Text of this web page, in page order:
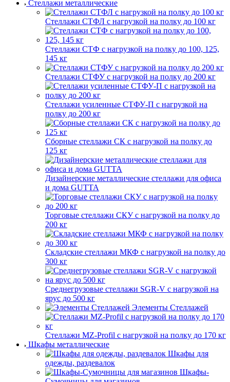
Стеллажи металлические
Стеллажи СТФЛ с нагрузкой на полку до 100 кг
Стеллажи СТФ с нагрузкой на полку до 100, 125,
145 кг
Стеллажи СТФУ с нагрузкой на полку до 200 кг
Стеллажи усиленные СТФУ-П с нагрузкой на
полку до 200 кг
Сборные стеллажи СК с нагрузкой на полку до
125 кг
Дизайнерские металлические стеллажи для офиса
и дома GUTTA
Торговые стеллажи СКУ с нагрузкой на полку до
200 кг
Складские стеллажи МКФ с нагрузкой на полку до
300 кг
Среднегрузовые стеллажи SGR-V с нагрузкой на
ярус до 500 кг
Элементы Стеллажей
Стеллажи MZ-Profil с нагрузкой на полку до 170 кг
Шкафы металлические
Шкафы для
одежды, раздевалок
Шкафы-